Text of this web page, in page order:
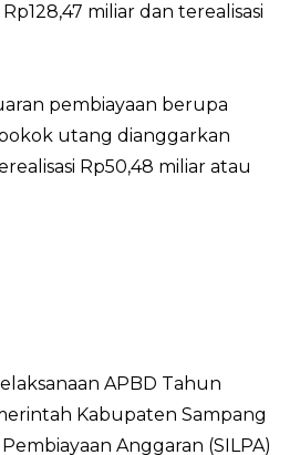
miliar dan terealisasi
pembiayaan berupa
utang dianggarkan
Rp50,48 miliar atau
APBD Tahun
Kabupaten Sampang
Anggaran (SILPA)